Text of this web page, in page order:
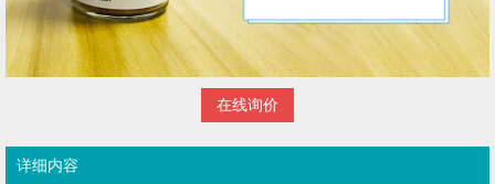
在线询价
详细内容